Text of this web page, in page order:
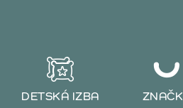
DETSKÁ IZBA